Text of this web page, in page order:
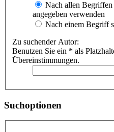
Nach allen Begriffen
angegeben verwenden
Nach einem Begriff
Zu suchender Autor:
Benutzen Sie ein * als
Übereinstimmungen.
Suchoptionen